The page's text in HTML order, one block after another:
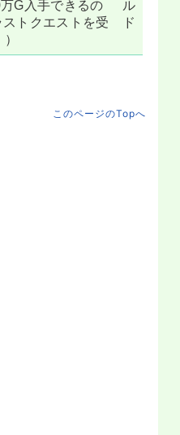
G入手できるの
トクエストを受
ル
ド
このページのTopへ